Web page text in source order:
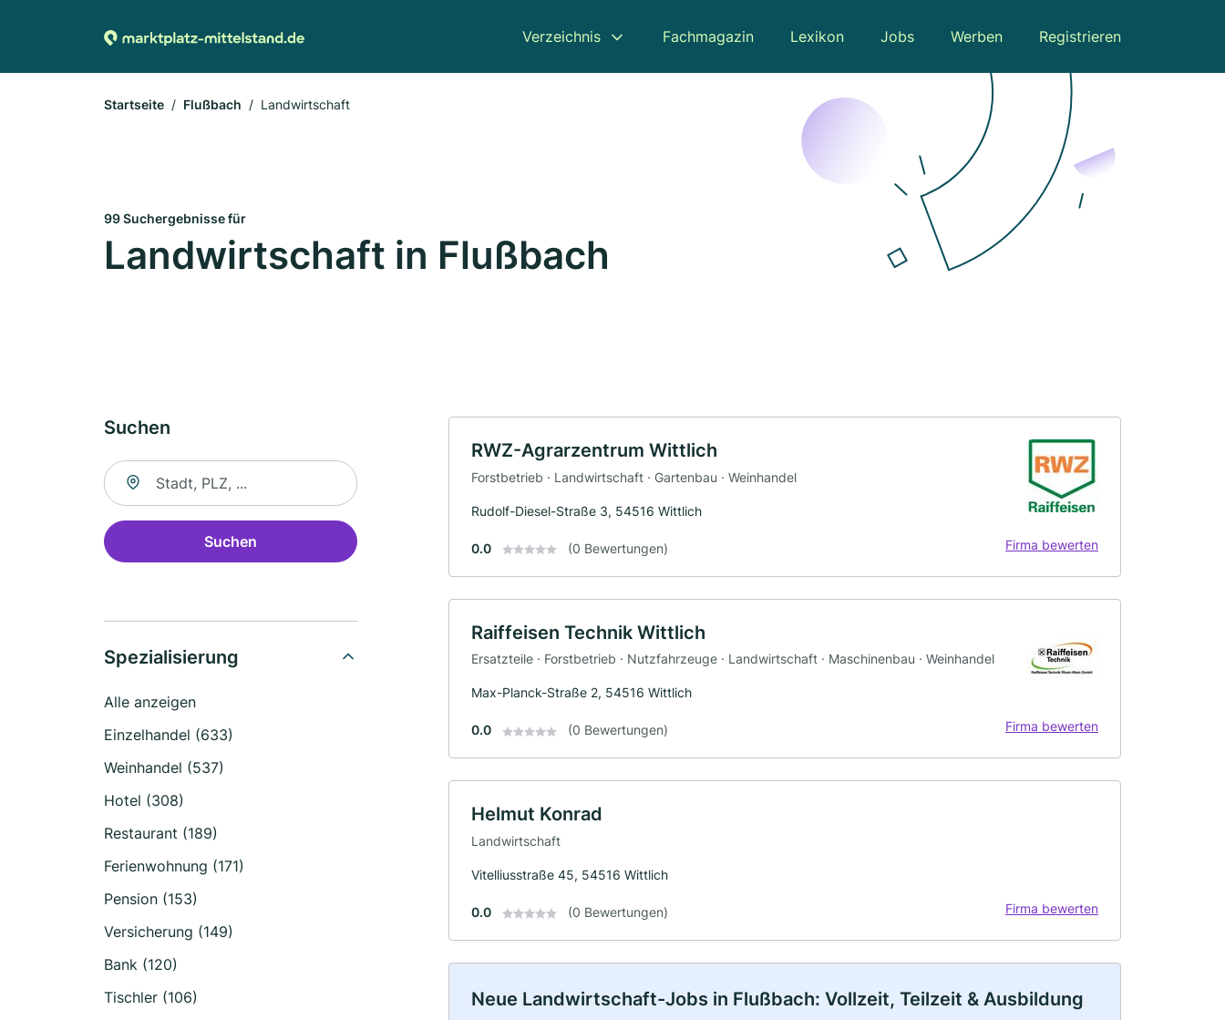
Verzeichnis Fachmagazin Lexikon Jobs Werben Registrieren
Startseite Flußbach Landwirtschaft
99 Suchergebnisse für
Landwirtschaft in Flußbach
Suchen
Suche nach Ort
Suchen
Spezialisierung
Alle anzeigen
Einzelhandel (633)
Weinhandel (537)
Hotel (308)
Restaurant (189)
Ferienwohnung (171)
Pension (153)
Versicherung (149)
Bank (120)
Tischler (106)
RWZ-Agrarzentrum Wittlich
Forstbetrieb · Landwirtschaft · Gartenbau · Weinhandel
Rudolf-Diesel-Straße 3, 54516 Wittlich
0.0 (0 Bewertungen) Firma bewerten
Raiffeisen Technik Wittlich
Ersatzteile · Forstbetrieb · Nutzfahrzeuge · Landwirtschaft · Maschinenbau · Weinhandel
Max-Planck-Straße 2, 54516 Wittlich
0.0 (0 Bewertungen) Firma bewerten
Helmut Konrad
Landwirtschaft
Vitelliusstraße 45, 54516 Wittlich
0.0 (0 Bewertungen) Firma bewerten
Neue Landwirtschaft-Jobs in Flußbach: Vollzeit, Teilzeit & Ausbildung